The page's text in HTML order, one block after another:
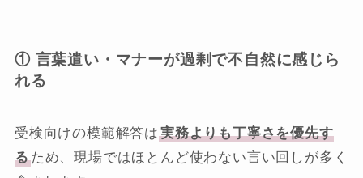
① 言葉遣い・マナーが過剰で不自然に感じら
れる
受検向けの模範解答は 実務よりも丁寧さを優先す
るため、現場ではほとんど使わない言い回しが多く